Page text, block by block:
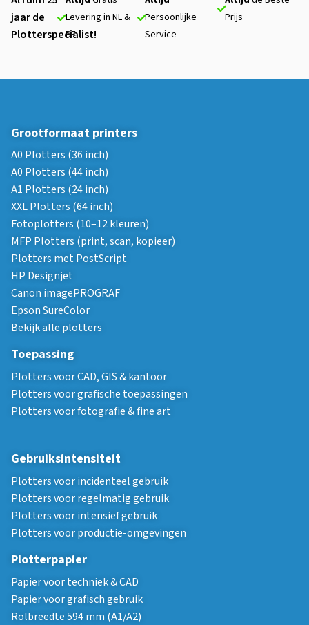
jaar de
Plotterspecialist!
Levering in NL &
BE
Persoonlijke
Service
Prijs
Grootformaat printers
A0 Plotters (36 inch)
A0 Plotters (44 inch)
A1 Plotters (24 inch)
XXL Plotters (64 inch)
Fotoplotters (10–12 kleuren)
MFP Plotters (print, scan, kopieer)
Plotters met PostScript
HP Designjet
Canon imagePROGRAF
Epson SureColor
Bekijk alle plotters
Toepassing
Plotters voor CAD, GIS & kantoor
Plotters voor grafische toepassingen
Plotters voor fotografie & fine art
Gebruiksintensiteit
Plotters voor incidenteel gebruik
Plotters voor regelmatig gebruik
Plotters voor intensief gebruik
Plotters voor productie-omgevingen
Plotterpapier
Papier voor techniek & CAD
Papier voor grafisch gebruik
Rolbreedte 594 mm (A1/A2)